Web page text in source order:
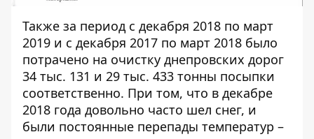
Также за период с декабря 2018 по март
2019 и с декабря 2017 по март 2018 было
потрачено на очистку днепровских дорог
34 тыс. 131 и 29 тыс. 433 тонны посыпки
соответственно. При том, что в декабре
2018 года довольно часто шел снег, и
были постоянные перепады температур –